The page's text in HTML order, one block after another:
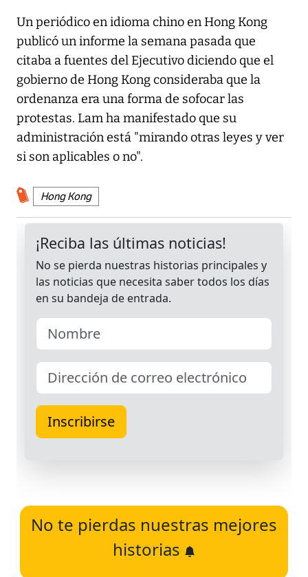
Un periódico en idioma chino en Hong Kong
publicó un informe la semana pasada que
citaba a fuentes del Ejecutivo diciendo que el
gobierno de Hong Kong consideraba que la
ordenanza era una forma de sofocar las
protestas. Lam ha manifestado que su
administración está "mirando otras leyes y ver
si son aplicables o no".
Hong Kong
No te pierdas nuestras mejores
historias